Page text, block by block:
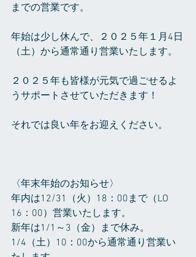
までの営業です。
年始は少し休んで、２０２５年１月4日
（土）から通常通り営業いたします。
２０２５年も皆様が元気で過ごせるよ
うサポートさせていただきます！
それでは良い年をお迎えください。
〈年末年始のお知らせ〉
年内は12/31（火）18：00まで（LO
16：00）営業いたします。
新年は1/1～3（金）まで休み。
1/4（土）10：00から通常通り営業い